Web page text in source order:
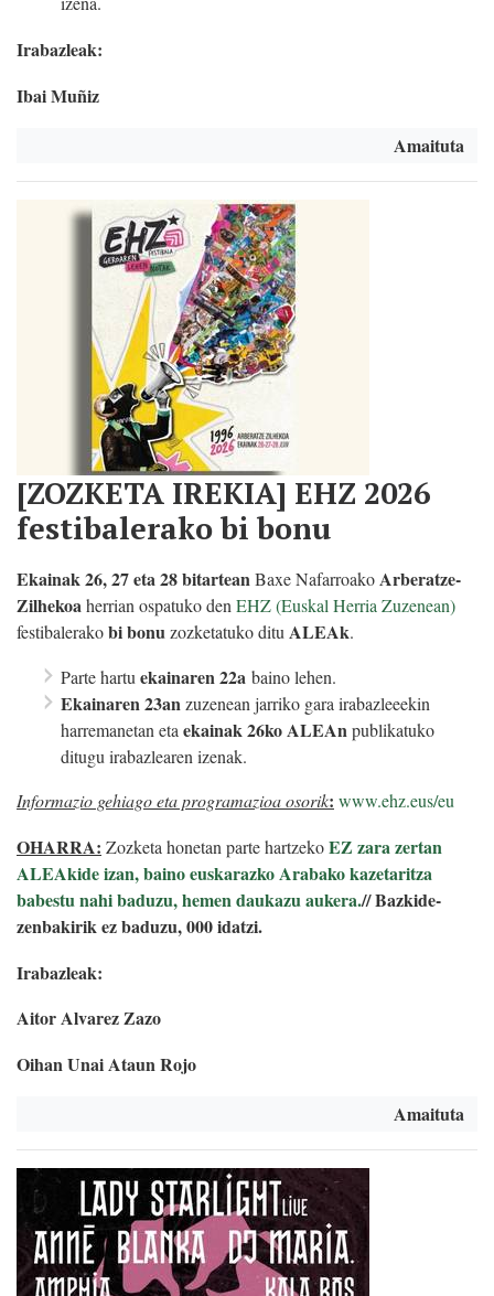
Irabazleak:
Ibai Muñiz
Amaituta
[ZOZKETA IREKIA] EHZ 2026
festibalerako bi bonu
Ekainak 26, 27 eta 28 bitarteanBaxe NafarroakoArberatze-
Zilhekoaherrian ospatuko den EHZ (Euskal Herria Zuzenean)
festibalerakobi bonuzozketatuko ditu ALEAk.
Parte hartuekainaren 22a baino lehen.
Ekainaren 23anzuzenean jarriko gara irabazleeekin
harremanetan etaekainak 26koALEAnpublikatuko
ditugu irabazlearen izenak.
Informazio gehiago eta programazioa osorik: www.ehz.eus/eu
OHARRA: Zozketa honetan parte hartzekoEZ zara zertan
ALEAkide izan, baino euskarazko Arabako kazetaritza
babestu nahi baduzu, hemen daukazu aukera.// Bazkide-
zenbakirik ez baduzu, 000 idatzi.
Irabazleak:
Aitor Alvarez Zazo
Oihan Unai Ataun Rojo
Amaituta